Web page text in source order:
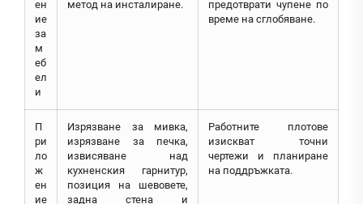
ен
ие
за
м
еб
ел
и
метод на инсталиране.
предотврати чупене по
време на сглобяване.
П
ри
ло
ж
ен
ие
Изрязване за мивка,
изрязване за печка,
извисяване над
кухненския гарнитур,
позиция на шевовете,
задна стена и
Работните плотове
изискват точни
чертежи и планиране
на поддръжката.